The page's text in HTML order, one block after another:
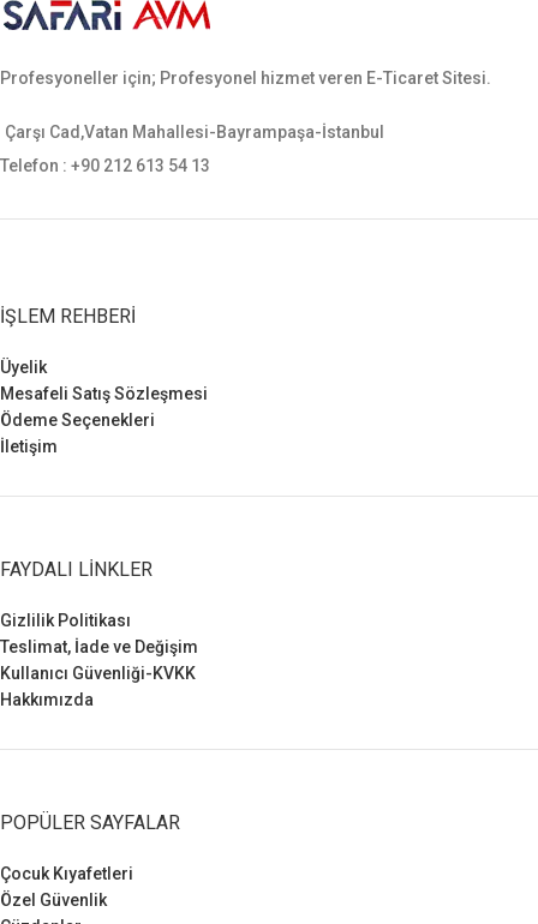
Profesyoneller için; Profesyonel hizmet veren E-Ticaret Sitesi.
Çarşı Cad,Vatan Mahallesi-Bayrampaşa-İstanbul
Telefon : +90 212 613 54 13
İŞLEM REHBERI
Üyelik
Mesafeli Satış Sözleşmesi
Ödeme Seçenekleri
İletişim
FAYDALI LINKLER
Gizlilik Politikası
Teslimat, İade ve Değişim
Kullanıcı Güvenliği-KVKK
Hakkımızda
POPÜLER SAYFALAR
Çocuk Kıyafetleri
Özel Güvenlik